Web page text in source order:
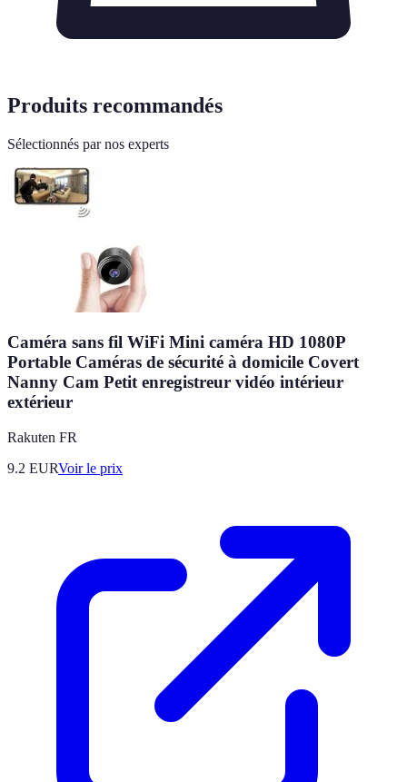
Produits recommandés
Sélectionnés par nos experts
Caméra sans fil WiFi Mini caméra HD 1080P
Portable Caméras de sécurité à domicile Covert
Nanny Cam Petit enregistreur vidéo intérieur
extérieur
Rakuten FR
9.2 EURVoir le prix